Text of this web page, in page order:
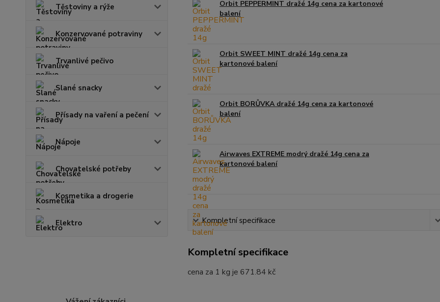
Těstoviny a rýže
Konzervované potraviny
Trvanlivé pečivo
Slané snacky
Přísady na vaření a pečení
Nápoje
Chovatelské potřeby
Kosmetika a drogerie
Elektro
Orbit PEPPERMINT dražé 14g cena za kartonové
balení
Orbit SWEET MINT dražé 14g cena za
kartonové balení
Orbit BORŮVKA dražé 14g cena za kartonové
balení
Airwaves EXTREME modrý dražé 14g cena za
kartonové balení
Kompletní specifikace
Kompletní specifikace
cena za 1 kg je 671.84 kč